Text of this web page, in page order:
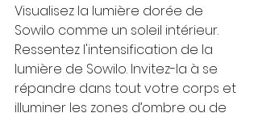
Visualisez la lumière dorée de
Sowilo comme un soleil intérieur.
Ressentez l'intensification de la
lumière de Sowilo. Invitez-la à se
répandre dans tout votre corps et
illuminer les zones d’ombre ou de